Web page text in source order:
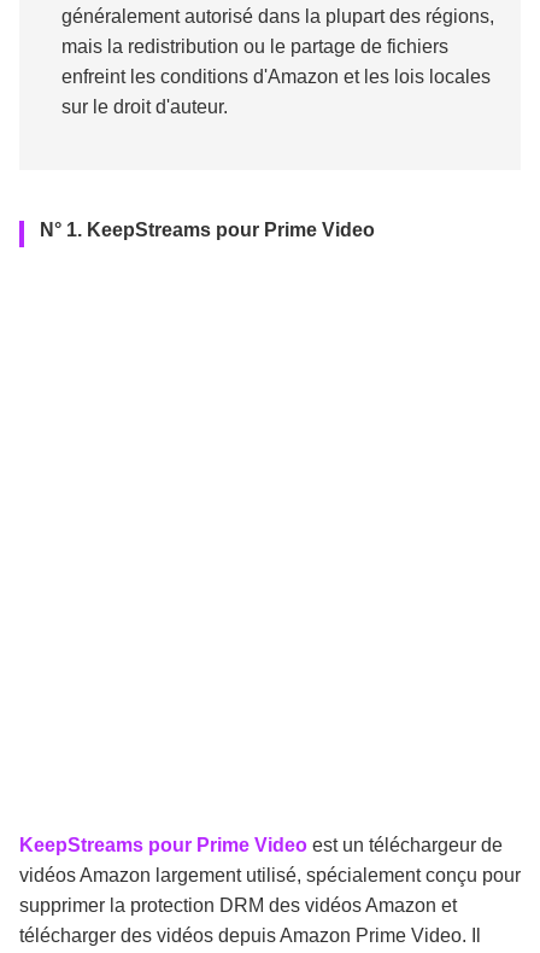
généralement autorisé dans la plupart des régions,
mais la redistribution ou le partage de fichiers
enfreint les conditions d'Amazon et les lois locales
sur le droit d'auteur.
N° 1. KeepStreams pour Prime Video
KeepStreams pour Prime Video est un téléchargeur de
vidéos Amazon largement utilisé, spécialement conçu pour
supprimer la protection DRM des vidéos Amazon et
télécharger des vidéos depuis Amazon Prime Video. Il